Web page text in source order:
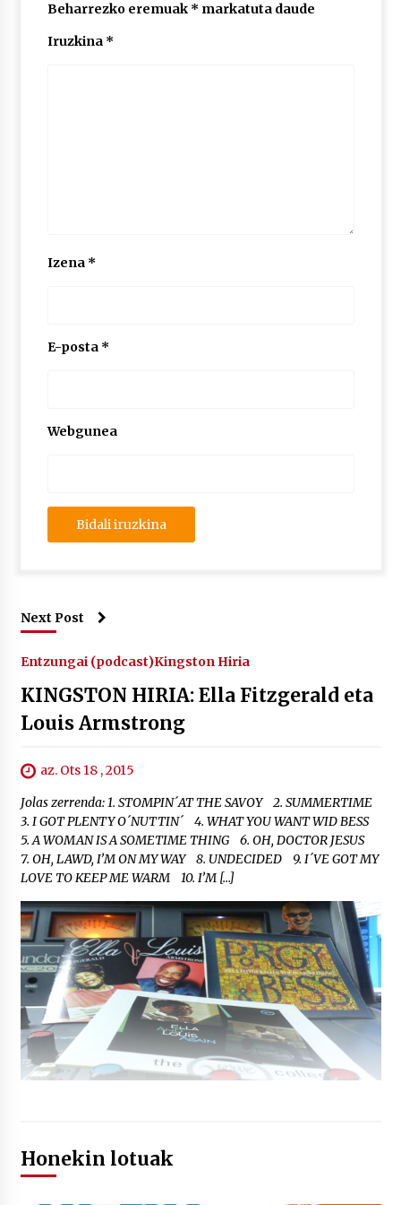
2026/07/03
Beharrezko eremuak * markatuta daude
Iruzkina *
Izena *
E-posta *
Webgunea
Next Post
Entzungai (podcast)Kingston Hiria
KINGSTON HIRIA: Ella Fitzgerald eta
Louis Armstrong
az. Ots 18 , 2015
Jolas zerrenda: 1. STOMPIN´AT THE SAVOY 2. SUMMERTIME
3. I GOT PLENTY O´NUTTIN´ 4. WHAT YOU WANT WID BESS
5. A WOMAN IS A SOMETIME THING 6. OH, DOCTOR JESUS
7. OH, LAWD, I’M ON MY WAY 8. UNDECIDED 9. I´VE GOT MY
LOVE TO KEEP ME WARM 10. I’M […]
Honekin lotuak